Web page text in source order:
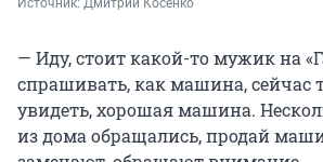
Источник: Дмитрий Косенко
— Иду, стоит какой-то мужик на
спрашивать, как машина, сейчас
увидеть, хорошая машина.
из дома обращались, продай